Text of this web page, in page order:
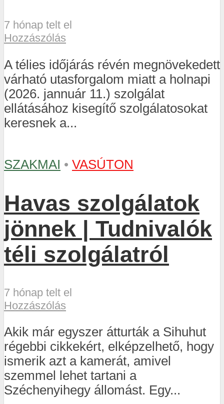
7 hónap telt el
Hozzászólás
A télies időjárás révén megnövekedett
várható utasforgalom miatt a holnapi
(2026. jannuár 11.) szolgálat
ellátásához kisegítő szolgálatosokat
keresnek a...
SZAKMAI • VASÚTON
Havas szolgálatok
jönnek | Tudnivalók
téli szolgálatról
7 hónap telt el
Hozzászólás
Akik már egyszer átturták a Sihuhut
régebbi cikkekért, elképzelhető, hogy
ismerik azt a kamerát, amivel
szemmel lehet tartani a
Széchenyihegy állomást. Egy...